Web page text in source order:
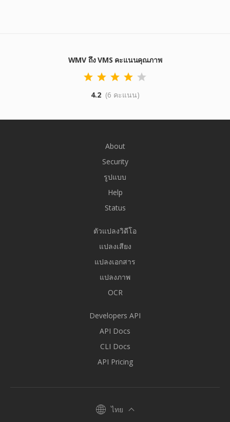
WMV ถึง VMS คะแนนคุณภาพ
4.2 (6 คะแนน)
About
Security
รูปแบบ
Help
Status
ตัวแปลงวิดีโอ
แปลงเสียง
แปลงเอกสาร
แปลงภาพ
OCR
Developers API
API Docs
CLI Docs
API Pricing
ไทย